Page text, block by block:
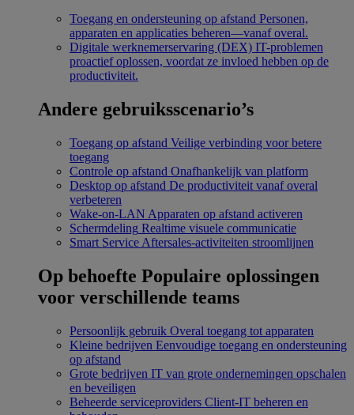
Toegang en ondersteuning op afstand Personen,
apparaten en applicaties beheren—vanaf overal.
Digitale werknemerservaring (DEX) IT-problemen
proactief oplossen, voordat ze invloed hebben op de
productiviteit.
Andere gebruiksscenario’s
Toegang op afstand Veilige verbinding voor betere
toegang
Controle op afstand Onafhankelijk van platform
Desktop op afstand De productiviteit vanaf overal
verbeteren
Wake-on-LAN Apparaten op afstand activeren
Schermdeling Realtime visuele communicatie
Smart Service Aftersales-activiteiten stroomlijnen
Op behoefte Populaire oplossingen
voor verschillende teams
Persoonlijk gebruik Overal toegang tot apparaten
Kleine bedrijven Eenvoudige toegang en ondersteuning
op afstand
Grote bedrijven IT van grote ondernemingen opschalen
en beveiligen
Beheerde serviceproviders Client-IT beheren en